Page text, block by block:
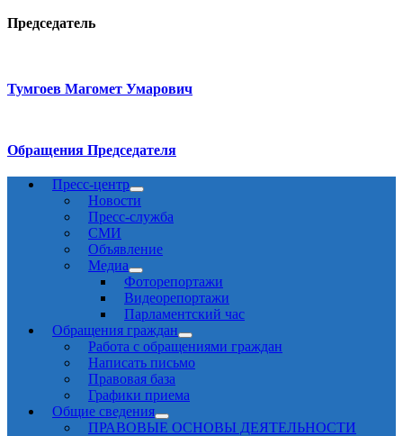
Председатель
Тумгоев Магомет Умарович
Обращения Председателя
Пресс-центр
Новости
Пресс-служба
СМИ
Объявление
Медиа
Фоторепортажи
Видеорепортажи
Парламентский час
Обращения граждан
Работа с обращениями граждан
Написать письмо
Правовая база
Графики приема
Общие сведения
ПРАВОВЫЕ ОСНОВЫ ДЕЯТЕЛЬНОСТИ